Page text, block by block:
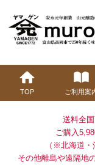
TOP ご利用案
送料全
ご購入
（※北海道・
その他離島や遠隔地